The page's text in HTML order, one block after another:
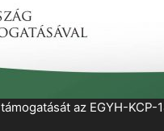
az EGYH-